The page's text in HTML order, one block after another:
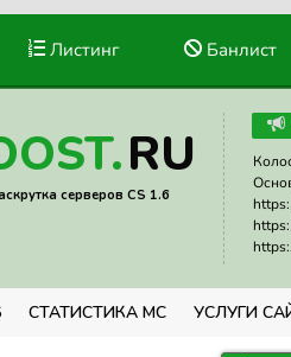
Листинг Банлист
RU
серверов CS 1.6
СТАТИСТИКА МС УСЛУГИ